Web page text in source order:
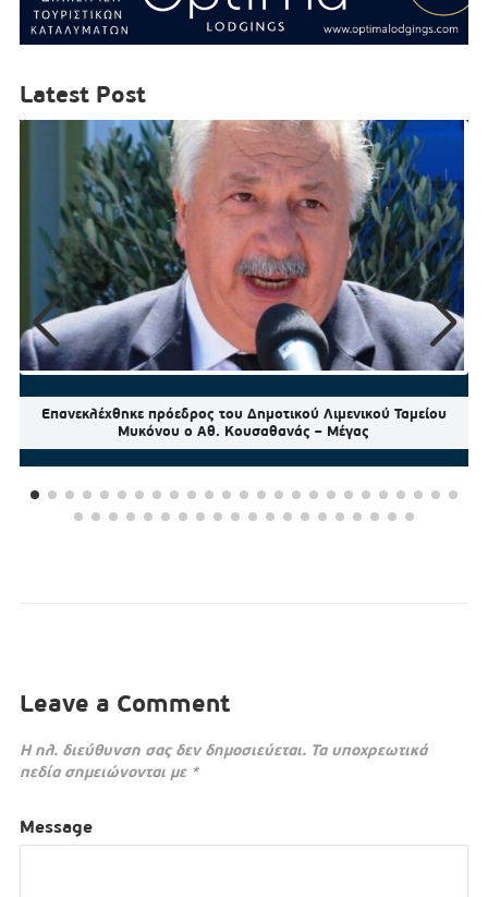
Latest Post
Επανεκλέχθηκε πρόεδρος του Δημοτικού Λιμενικού Ταμείου
Μυκόνου ο Αθ. Κουσαθανάς – Μέγας
Leave a Comment
Η ηλ. διεύθυνση σας δεν δημοσιεύεται. Τα υποχρεωτικά
πεδία σημειώνονται με *
Message